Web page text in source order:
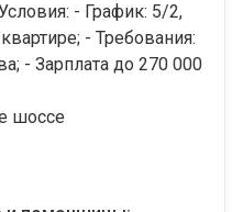
- График: 5/2,
- Требования:
- Зарплата до 270 000
шоссе